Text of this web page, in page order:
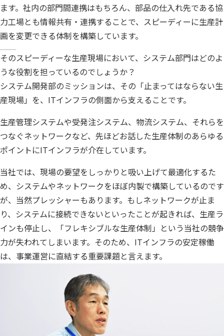
ます。社内の部門間連携はもちろん、部品の仕入れ先である協
力工場とも情報共有・連携することで、スピーディーに生産計
画を変更できる体制を構築しています。
そのスピーディーな生産現場において、システム部門はどのよ
うな役割を担っているのでしょうか？
システム開発部のミッションは、その「止まってはならない生
産現場」を、ITインフラの側面から支えることです。
生産管理システムや受発注システム、物流システム、それらを
つなぐネットワークなど、先ほどお話した生産体制のあらゆる
ポイントにITインフラが介在しています。
当社では、現場の要望をしっかりと吸い上げて最適化するた
め、システムやネットワークをほぼ内製で構築しているのです
が、当然プレッシャーもあります。もしネットワークが止ま
り、システムに接続できないといったことが起きれば、生産ラ
インも停止し、「フレキシブルな生産体制」という当社の競争
力が失われてしまいます。そのため、ITインフラの安定稼働
は、事業運営に直結する重要課題と言えます。